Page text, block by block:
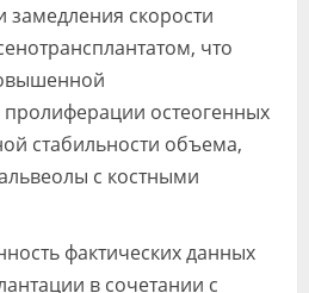
замедления скорости
что
остеогенных
стабильности объема,
с костными
фактических данных
в сочетании с